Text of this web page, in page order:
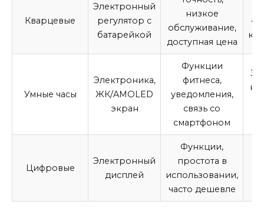
Кварцевые
Электронный
регулятор с
батарейкой
низкое
обслуживание,
доступная цена
Умные часы
Электроника,
ЖК/AMOLED
экран
Функции
фитнеса,
уведомления,
связь со
смартфоном
Цифровые
Электронный
дисплей
Функции,
простота в
использовании,
часто дешевле